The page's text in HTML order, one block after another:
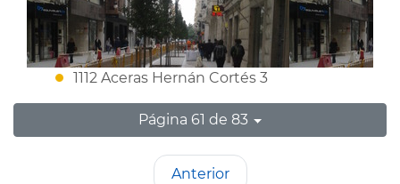
1112 Aceras Hernán Cortés 3
Página 61 de 83
Anterior